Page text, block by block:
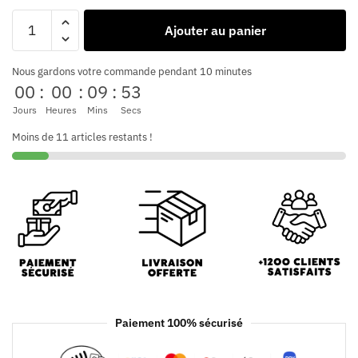
Ajouter au panier
Nous gardons votre commande pendant 10 minutes
00
Jours
: 00
Heures
: 09
Mins
: 53
Secs
Moins de 11 articles restants !
Paiement 100% sécurisé